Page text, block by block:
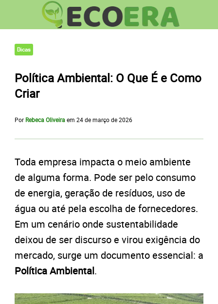
Dicas
Política Ambiental: O Que É e Como
Criar
Por Rebeca Oliveiraem 24 de março de 2026
Toda empresa impacta o meio ambiente
de alguma forma. Pode ser pelo consumo
de energia, geração de resíduos, uso de
água ou até pela escolha de fornecedores.
Em um cenário onde sustentabilidade
deixou de ser discurso e virou exigência do
mercado, surge um documento essencial: a
Política Ambiental.